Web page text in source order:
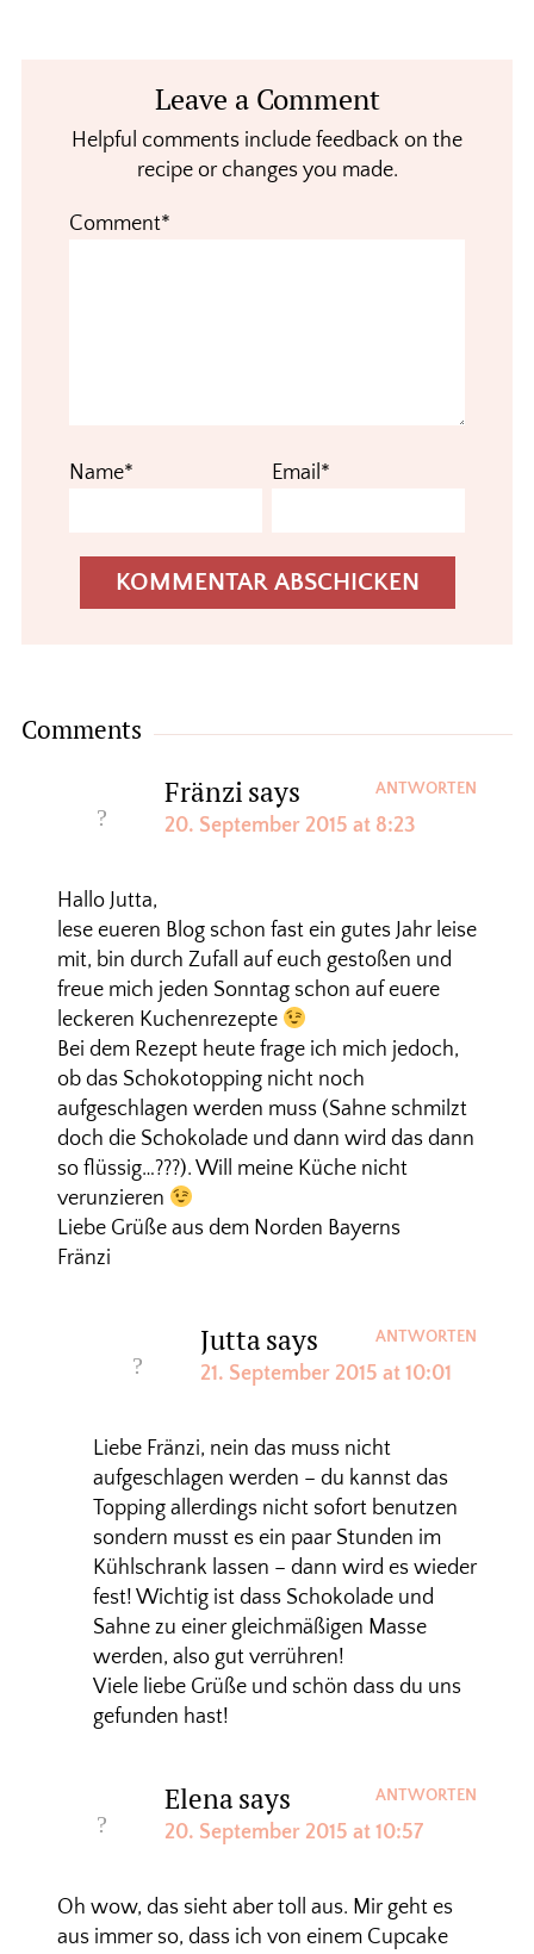
InteractionsLeave a Comment
Helpful comments include feedback on the
recipe or changes you made.
Comment*
Name* Email*
Comments
Fränzisays
20. September 2015 at 8:23
Hallo Jutta,
lese eueren Blog schon fast ein gutes Jahr leise
mit, bin durch Zufall auf euch gestoßen und
freue mich jeden Sonntag schon auf euere
leckeren Kuchenrezepte
Bei dem Rezept heute frage ich mich jedoch,
ob das Schokotopping nicht noch
aufgeschlagen werden muss (Sahne schmilzt
doch die Schokolade und dann wird das dann
so flüssig…???). Will meine Küche nicht
verunzieren
Liebe Grüße aus dem Norden Bayerns
Fränzi
ANTWORTEN
Juttasays
21. September 2015 at 10:01
Liebe Fränzi, nein das muss nicht
aufgeschlagen werden – du kannst das
Topping allerdings nicht sofort benutzen
sondern musst es ein paar Stunden im
Kühlschrank lassen – dann wird es wieder
fest! Wichtig ist dass Schokolade und
Sahne zu einer gleichmäßigen Masse
werden, also gut verrühren!
Viele liebe Grüße und schön dass du uns
gefunden hast!
ANTWORTEN
Elenasays
20. September 2015 at 10:57
Oh wow, das sieht aber toll aus. Mir geht es
aus immer so, dass ich von einem Cupcake
ANTWORTEN